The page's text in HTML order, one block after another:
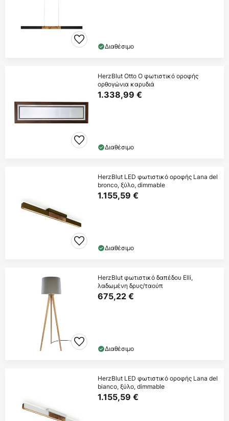
Διαθέσιμο
HerzBlut Otto O φωτιστικό οροφής
ορθογώνια καρυδιά
1.338,99 €
Διαθέσιμο
HerzBlut LED φωτιστικό οροφής Lana del
bronco, ξύλο, dimmable
1.155,59 €
Διαθέσιμο
HerzBlut φωτιστικό δαπέδου Elli,
λαδωμένη δρυς/ταούπ
675,22 €
Διαθέσιμο
HerzBlut LED φωτιστικό οροφής Lana del
bianco, ξύλο, dimmable
1.155,59 €